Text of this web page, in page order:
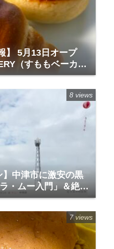
】 5月13日オープ
（すももベーカリ
】中津市に激安の黒
・ムー入門」＆絶対
8 views
7 views